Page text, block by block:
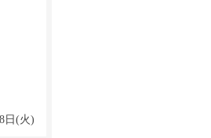
日(火)